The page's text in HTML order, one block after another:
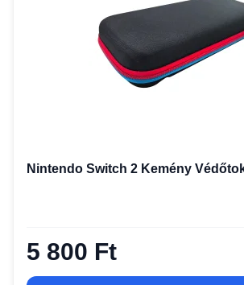
Nintendo Switch 2 Kemény
5 800 Ft